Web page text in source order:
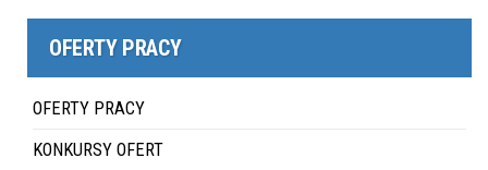
OFERTY PRACY
OFERTY PRACY
KONKURSY OFERT